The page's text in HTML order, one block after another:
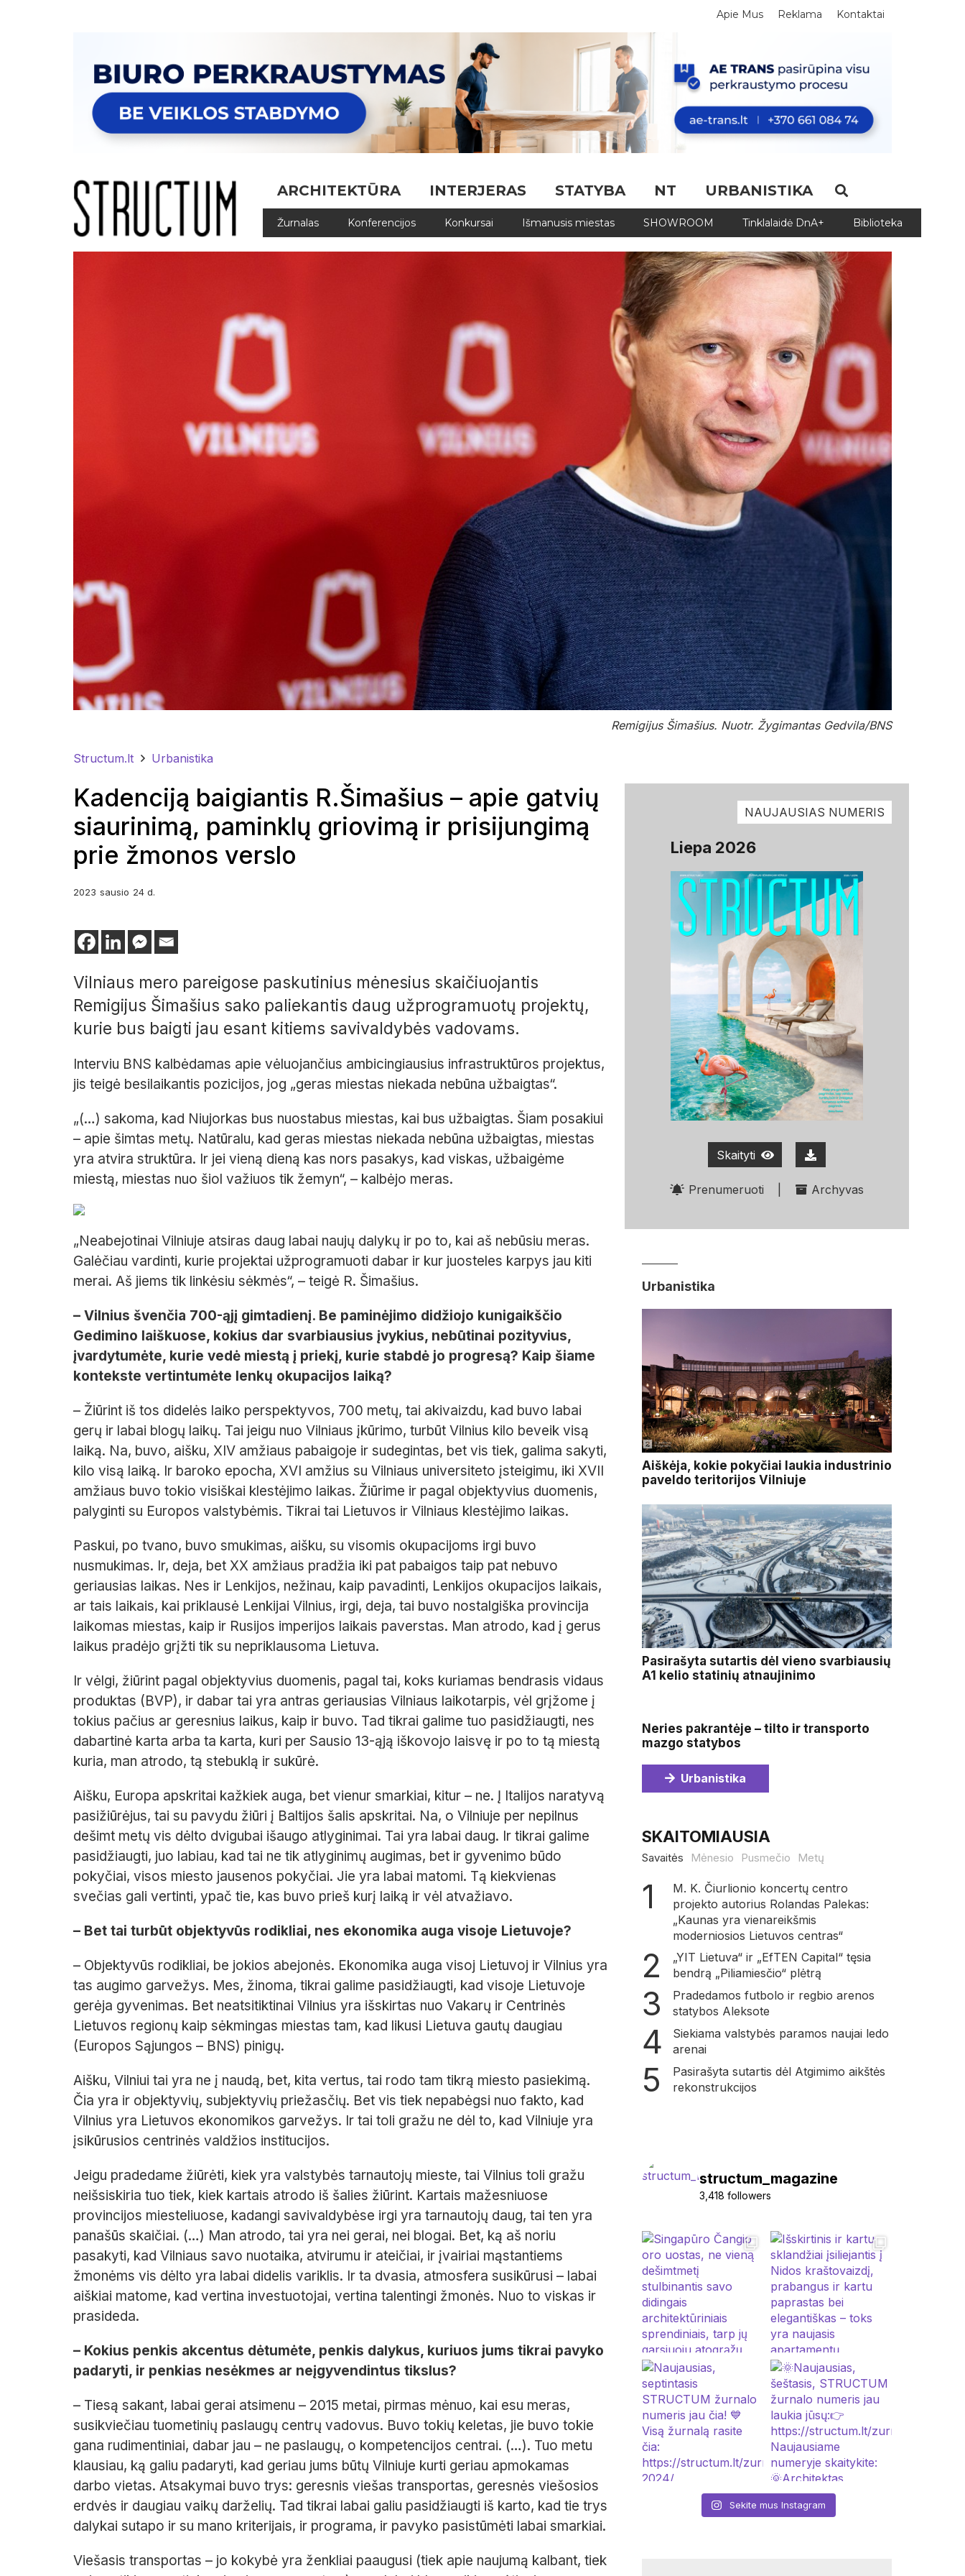
Apie Mus Reklama Kontaktai
ARCHITEKTŪRA INTERJERAS STATYBA NT URBANISTIKA
Žurnalas Konferencijos Konkursai Išmanusis miestas SHOWROOM Tinklalaidė DnA+ Biblioteka
Remigijus Šimašius. Nuotr. Žygimantas Gedvila/BNS
Structum.lt Urbanistika
Kadenciją baigiantis R.Šimašius – apie gatvių
siaurinimą, paminklų griovimą ir prisijungimą
prie žmonos verslo
2023 sausio 24 d.
Vilniaus mero pareigose paskutinius mėnesius skaičiuojantis
Remigijus Šimašius sako paliekantis daug užprogramuotų projektų,
kurie bus baigti jau esant kitiems savivaldybės vadovams.
Interviu BNS kalbėdamas apie vėluojančius ambicingiausius infrastruktūros projektus,
jis teigė besilaikantis pozicijos, jog „geras miestas niekada nebūna užbaigtas“.
„(…) sakoma, kad Niujorkas bus nuostabus miestas, kai bus užbaigtas. Šiam posakiui
– apie šimtas metų. Natūralu, kad geras miestas niekada nebūna užbaigtas, miestas
yra atvira struktūra. Ir jei vieną dieną kas nors pasakys, kad viskas, užbaigėme
miestą, miestas nuo šiol važiuos tik žemyn“, – kalbėjo meras.
„Neabejotinai Vilniuje atsiras daug labai naujų dalykų ir po to, kai aš nebūsiu meras.
Galėčiau vardinti, kurie projektai užprogramuoti dabar ir kur juosteles karpys jau kiti
merai. Aš jiems tik linkėsiu sėkmės“, – teigė R. Šimašius.
– Vilnius švenčia 700-ąjį gimtadienį. Be paminėjimo didžiojo kunigaikščio
Gedimino laiškuose, kokius dar svarbiausius įvykius, nebūtinai pozityvius,
įvardytumėte, kurie vedė miestą į priekį, kurie stabdė jo progresą? Kaip šiame
kontekste vertintumėte lenkų okupacijos laiką?
– Žiūrint iš tos didelės laiko perspektyvos, 700 metų, tai akivaizdu, kad buvo labai
gerų ir labai blogų laikų. Tai jeigu nuo Vilniaus įkūrimo, turbūt Vilnius kilo beveik visą
laiką. Na, buvo, aišku, XIV amžiaus pabaigoje ir sudegintas, bet vis tiek, galima sakyti,
kilo visą laiką. Ir baroko epocha, XVI amžius su Vilniaus universiteto įsteigimu, iki XVII
amžiaus buvo tokio visiškai klestėjimo laikas. Žiūrime ir pagal objektyvius duomenis,
palyginti su Europos valstybėmis. Tikrai tai Lietuvos ir Vilniaus klestėjimo laikas.
Paskui, po tvano, buvo smukimas, aišku, su visomis okupacijoms irgi buvo
nusmukimas. Ir, deja, bet XX amžiaus pradžia iki pat pabaigos taip pat nebuvo
geriausias laikas. Nes ir Lenkijos, nežinau, kaip pavadinti, Lenkijos okupacijos laikais,
ar tais laikais, kai priklausė Lenkijai Vilnius, irgi, deja, tai buvo nostalgiška provincija
laikomas miestas, kaip ir Rusijos imperijos laikais paverstas. Man atrodo, kad į gerus
laikus pradėjo grįžti tik su nepriklausoma Lietuva.
Ir vėlgi, žiūrint pagal objektyvius duomenis, pagal tai, koks kuriamas bendrasis vidaus
produktas (BVP), ir dabar tai yra antras geriausias Vilniaus laikotarpis, vėl grįžome į
tokius pačius ar geresnius laikus, kaip ir buvo. Tad tikrai galime tuo pasidžiaugti, nes
dabartinė karta arba ta karta, kuri per Sausio 13-ąją iškovojo laisvę ir po to tą miestą
kuria, man atrodo, tą stebuklą ir sukūrė.
Aišku, Europa apskritai kažkiek auga, bet vienur smarkiai, kitur – ne. Į Italijos naratyvą
pasižiūrėjus, tai su pavydu žiūri į Baltijos šalis apskritai. Na, o Vilniuje per nepilnus
dešimt metų vis dėlto dvigubai išaugo atlyginimai. Tai yra labai daug. Ir tikrai galime
pasidžiaugti, juo labiau, kad tai ne tik atlyginimų augimas, bet ir gyvenimo būdo
pokyčiai, visos miesto jausenos pokyčiai. Jie yra labai matomi. Tą kiekvienas
svečias gali vertinti, ypač tie, kas buvo prieš kurį laiką ir vėl atvažiavo.
– Bet tai turbūt objektyvūs rodikliai, nes ekonomika auga visoje Lietuvoje?
– Objektyvūs rodikliai, be jokios abejonės. Ekonomika auga visoj Lietuvoj ir Vilnius yra
tas augimo garvežys. Mes, žinoma, tikrai galime pasidžiaugti, kad visoje Lietuvoje
gerėja gyvenimas. Bet neatsitiktinai Vilnius yra išskirtas nuo Vakarų ir Centrinės
Lietuvos regionų kaip sėkmingas miestas tam, kad likusi Lietuva gautų daugiau
(Europos Sąjungos – BNS) pinigų.
Aišku, Vilniui tai yra ne į naudą, bet, kita vertus, tai rodo tam tikrą miesto pasiekimą.
Čia yra ir objektyvių, subjektyvių priežasčių. Bet vis tiek nepabėgsi nuo fakto, kad
Vilnius yra Lietuvos ekonomikos garvežys. Ir tai toli gražu ne dėl to, kad Vilniuje yra
įsikūrusios centrinės valdžios institucijos.
Jeigu pradedame žiūrėti, kiek yra valstybės tarnautojų mieste, tai Vilnius toli gražu
neišsiskiria tuo tiek, kiek kartais atrodo iš šalies žiūrint. Kartais mažesniuose
provincijos miesteliuose, kadangi savivaldybėse irgi yra tarnautojų daug, tai ten yra
panašūs skaičiai. (…) Man atrodo, tai yra nei gerai, nei blogai. Bet, ką aš noriu
pasakyti, kad Vilniaus savo nuotaika, atvirumu ir ateičiai, ir įvairiai mąstantiems
žmonėms vis dėlto yra labai didelis variklis. Ir ta dvasia, atmosfera susikūrusi – labai
aiškiai matome, kad vertina investuotojai, vertina talentingi žmonės. Nuo to viskas ir
prasideda.
– Kokius penkis akcentus dėtumėte, penkis dalykus, kuriuos jums tikrai pavyko
padaryti, ir penkias nesėkmes ar neįgyvendintus tikslus?
– Tiesą sakant, labai gerai atsimenu – 2015 metai, pirmas mėnuo, kai esu meras,
susikviečiau tuometinių paslaugų centrų vadovus. Buvo tokių keletas, jie buvo tokie
gana rudimentiniai, dabar jau – ne paslaugų, o kompetencijos centrai. (…). Tuo metu
klausiau, ką galiu padaryti, kad geriau jums būtų Vilniuje kurti geriau apmokamas
darbo vietas. Atsakymai buvo trys: geresnis viešas transportas, geresnės viešosios
erdvės ir daugiau vaikų darželių. Tad tikrai labai galiu pasidžiaugti iš karto, kad tie trys
dalykai sutapo ir su mano kriterijais, ir programa, ir pavyko pasistūmėti labai smarkiai.
Viešasis transportas – jo kokybė yra ženkliai paaugusi (tiek apie naujumą kalbant, tiek
NAUJAUSIAS NUMERIS
Liepa 2026
Skaityti
Prenumeruoti Archyvas
Urbanistika
Aiškėja, kokie pokyčiai laukia industrinio
paveldo teritorijos Vilniuje
Pasirašyta sutartis dėl vieno svarbiausių
A1 kelio statinių atnaujinimo
Neries pakrantėje – tilto ir transporto
mazgo statybos
Urbanistika
SKAITOMIAUSIA
Savaitės Mėnesio Pusmečio Metų
M. K. Čiurlionio koncertų centro
projekto autorius Rolandas Palekas:
„Kaunas yra vienareikšmis
moderniosios Lietuvos centras“
„YIT Lietuva“ ir „EfTEN Capital“ tęsia
bendrą „Piliamiesčio“ plėtrą
Pradedamos futbolo ir regbio arenos
statybos Aleksote
Siekiama valstybės paramos naujai ledo
arenai
Pasirašyta sutartis dėl Atgimimo aikštės
rekonstrukcijos
structum_magazine
3,418 followers
Sekite mus Instagram